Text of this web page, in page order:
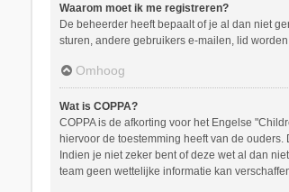
Waarom moet ik me registreren?
De beheerder heeft bepaalt of je al dan niet
sturen, andere gebruikers e-mailen, lid
Omhoog
Wat is COPPA?
COPPA is de afkorting voor het Engelse
hiervoor de toestemming heeft van de
Indien je niet zeker bent of deze wet al dan
team geen wettelijke informatie kan